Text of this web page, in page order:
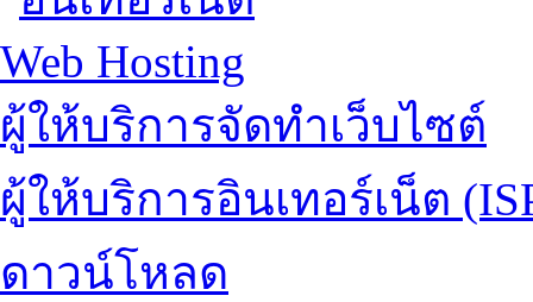
Web Hosting
ผู้ให้บริการจัดทำเว็บไซต์
ผู้ให้บริการอินเทอร์เน็ต
ดาวน์โหลด